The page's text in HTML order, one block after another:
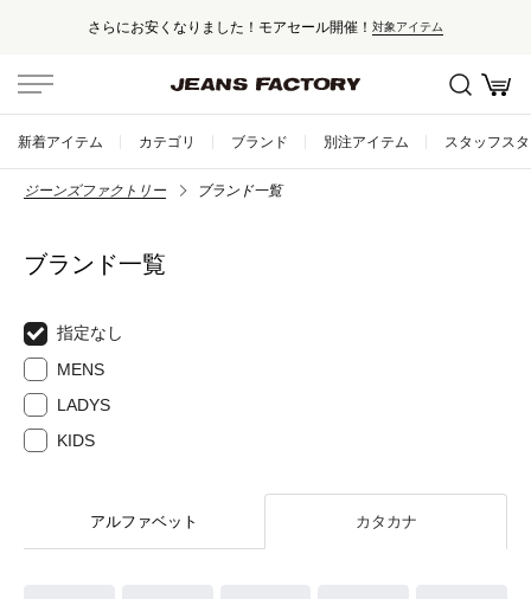
さらにお安くなりました！モアセール開催！ 対象アイテム
新着アイテム カテゴリ ブランド 別注アイテム スタッフス
ジーンズファクトリー ブランド一覧
ブランド一覧
指定なし
MENS
LADYS
KIDS
アルファベット カタカナ